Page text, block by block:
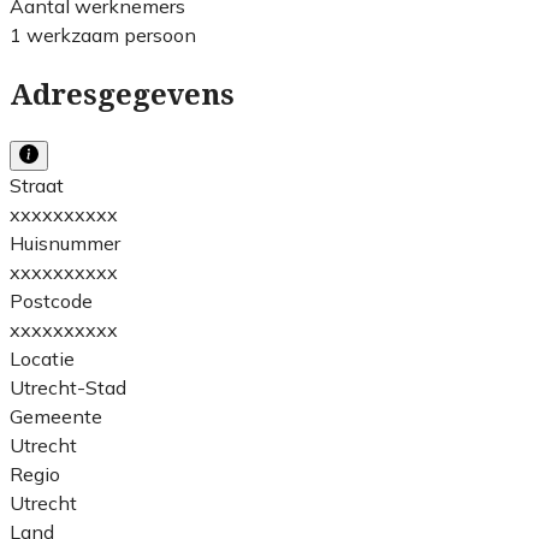
Aantal werknemers
1 werkzaam persoon
Adresgegevens
Straat
xxxxxxxxxx
Huisnummer
xxxxxxxxxx
Postcode
xxxxxxxxxx
Locatie
Utrecht-Stad
Gemeente
Utrecht
Regio
Utrecht
Land